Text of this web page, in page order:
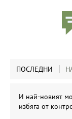
ПОСЛЕДНИ
И най-новият
избяга от